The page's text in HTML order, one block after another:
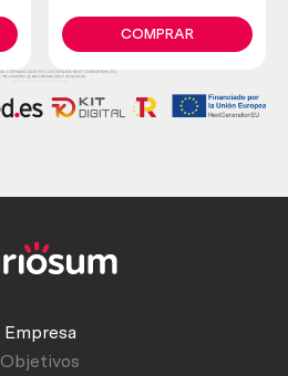
unidades)COMPRAR
Empresa
Objetivos